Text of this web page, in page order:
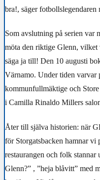
bra!, säger fotbollslegendaren
Som avslutning på serien var
möta den riktige Glenn, vilket
säga ja till! Den 10 augusti
Värnamo. Under tiden varvar
kommunfullmäktige och
i Camilla Rinaldo Millers
Åter till själva historien: när
för Storgatsbacken hamnar vi
restaurangen och folk
Glenn?” , ”heja blåvitt” med